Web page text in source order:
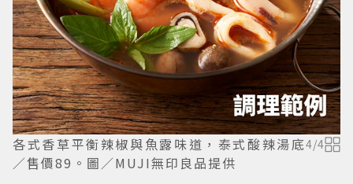
各式香草平衡辣椒與魚露味道，泰式酸辣湯底
／售價89。圖／MUJI無印良品提供
4/4